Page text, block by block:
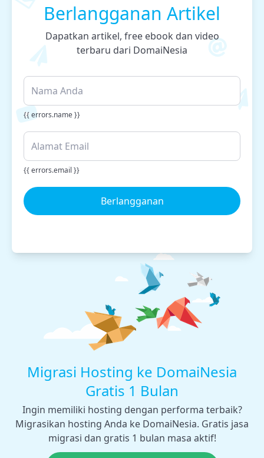
Berlangganan Artikel
Dapatkan artikel, free ebook dan video
terbaru dari DomaiNesia
{{ errors.name }}
{{ errors.email }}
Berlangganan
Migrasi Hosting ke DomaiNesia
Gratis 1 Bulan
Ingin memiliki hosting dengan performa terbaik?
Migrasikan hosting Anda ke DomaiNesia. Gratis jasa
migrasi dan gratis 1 bulan masa aktif!